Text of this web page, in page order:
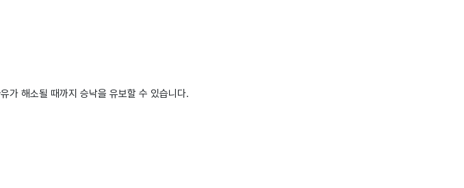
가 해소될 때까지 승낙을 유보할 수 있습니다.